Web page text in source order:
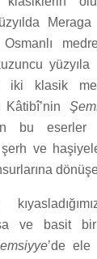
Meraga
yüzyıla
iki klasik
Kâtibî’nin
bu eserler
ve
ve basit
’de ele